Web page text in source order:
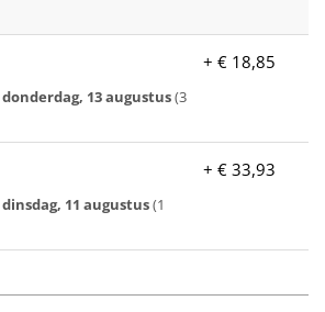
donderdag, 13 augustus(3
+ € 18,85
dinsdag, 11 augustus(1
+ € 33,93